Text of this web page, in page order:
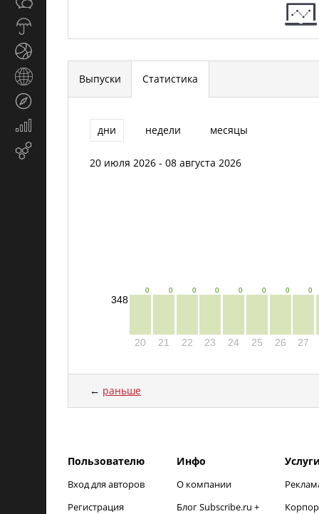
погоды
Страны
Туризм
Экономика
маркетинг
Выпуски Статистика
дни недели месяцы
20 июля 2026 - 08 августа 2026
348
0
20
0
21
0
22
0
23
0
24
0
25
0
26
0
27
← раньше
Пользователю
Вход для авторов
Регистрация
Инфо
О компании
Блог Subscribe.ru +